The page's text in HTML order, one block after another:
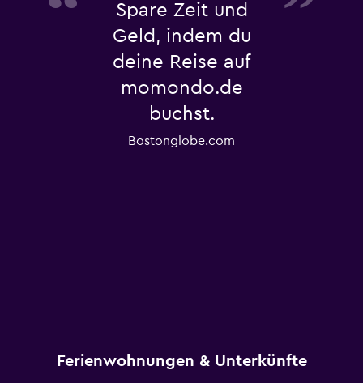
Spare Zeit und
Geld, indem du
deine Reise auf
momondo.de
buchst.
Bostonglobe.com
Ferienwohnungen & Unterkünfte